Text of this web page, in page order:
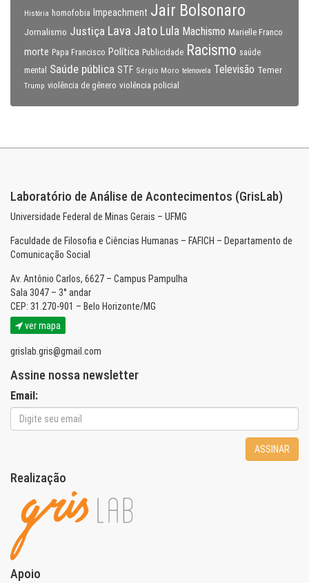
História homofobia Impeachment Jair Bolsonaro
Jornalismo Justiça Lava Jato Lula Machismo Marielle Franco
morte Papa Francisco Política Publicidade Racismo saúde
mental
Saúde pública STF Sérgio Moro telenovela Televisão Temer
Trump violência de gênero violência policial
Laboratório de Análise de Acontecimentos (GrisLab)
Universidade Federal de Minas Gerais – UFMG
Faculdade de Filosofia e Ciências Humanas – FAFICH – Departamento de
Comunicação Social
Av. Antônio Carlos, 6627 – Campus Pampulha
Sala 3047 – 3° andar
CEP: 31.270-901 – Belo Horizonte/MG
ver mapa
grislab.gris@gmail.com
Assine nossa newsletter
Email:
ASSINAR
Realização
Apoio